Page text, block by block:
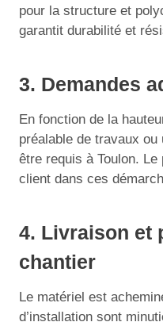
pour la structure et
garantit durabilité et
3. Demandes
En fonction de la
préalable de travaux
être requis à Toulon.
client dans ces
4. Livraison et
chantier
Le matériel est
d’installation sont